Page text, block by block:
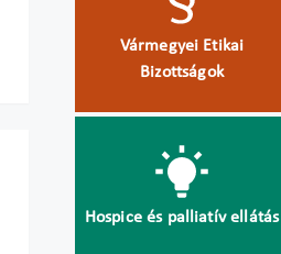
Vármegyei Etikai
Bizottságok
Hospice és palliatív ellátás